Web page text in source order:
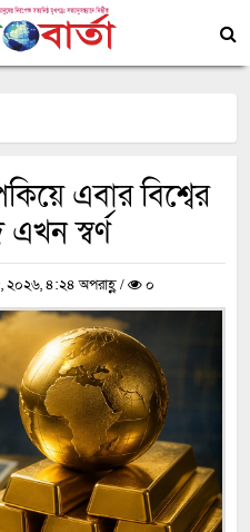
এবার বিশ্বের
এখন স্বর্ণ
২০২৬, ৪:২৪ অপরাহ্ণ / ০